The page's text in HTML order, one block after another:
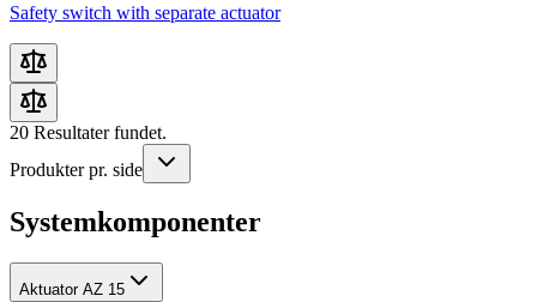
Safety switch with separate actuator
20 Resultater fundet.
Produkter pr. side
Systemkomponenter
Aktuator AZ 15